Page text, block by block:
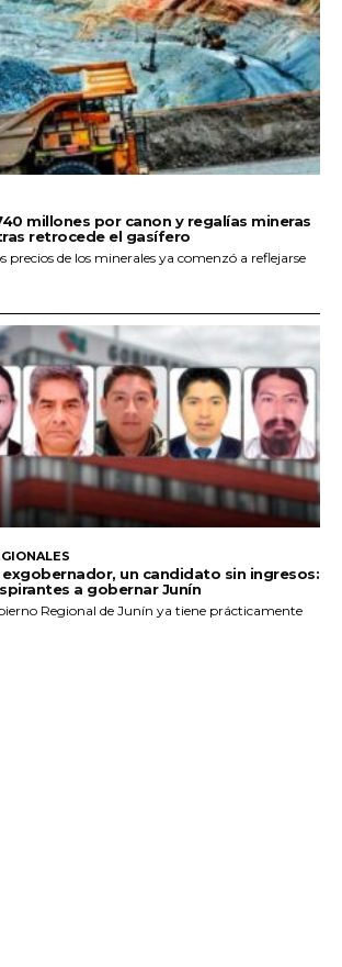
millones por canon y regalías mineras
retrocede el gasífero
precios de los minerales ya comenzó a reflejarse
exgobernador, un candidato sin ingresos:
a gobernar Junín
Regional de Junín ya tiene prácticamente